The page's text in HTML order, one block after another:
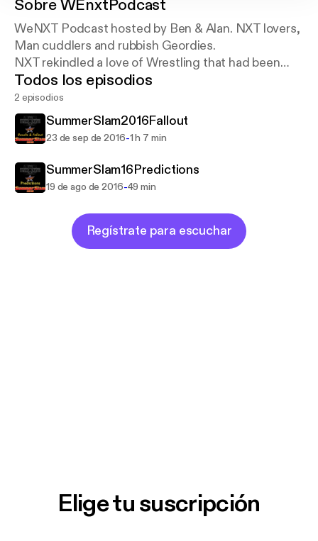
SobreWEnxtPodcast
WeNXT Podcast hosted by Ben & Alan. NXT lovers,
Man cuddlers and rubbish Geordies.
NXT rekindled a love of Wrestling that had been
utterly John Cena'd. They relive, review and
generally gush over all things NXT did, does &
Whatever it does NeXT.
Todos los episodios
2 episodios
SummerSlam2016Fallout
23 de sep de 2016-1 h 7 min
SummerSlam16Predictions
19 de ago de 2016-49 min
Regístrate para escuchar
Elige tu suscripción